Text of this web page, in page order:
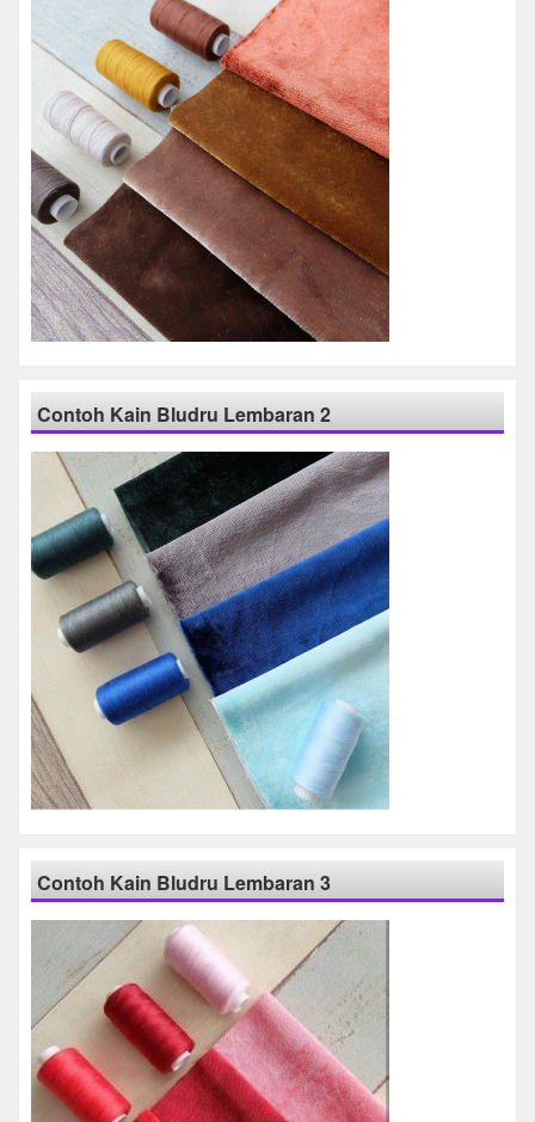
Contoh Kain Bludru Lembaran 2
Contoh Kain Bludru Lembaran 3